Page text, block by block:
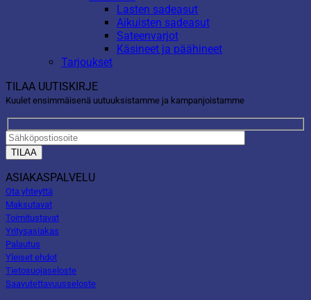
Lasten sadeasut
Aikuisten sadeasut
Sateenvarjot
Käsineet ja päähineet
Tarjoukset
TILAA UUTISKIRJE
Kuulet ensimmäisenä uutuuksistamme ja kampanjoistamme
ASIAKASPALVELU
Ota yhteyttä
Maksutavat
Toimitustavat
Yritysasiakas
Palautus
Yleiset ehdot
Tietosuojaseloste
Saavutettavuusseloste